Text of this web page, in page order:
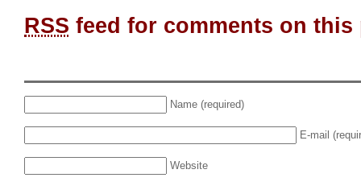
RSS feed for comments on this
Name (required)
E-mail
Website